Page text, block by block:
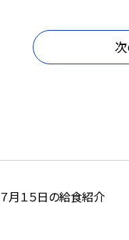
７月１５日の給食紹介